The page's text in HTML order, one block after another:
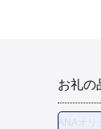
お礼の